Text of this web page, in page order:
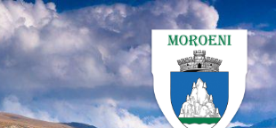
Sari
la
conținut
Salt
la
bara
laterală
stângă
Salt
la
subsol